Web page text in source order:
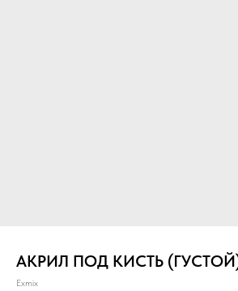
АКРИЛ ПОД КИСТЬ
Exmix